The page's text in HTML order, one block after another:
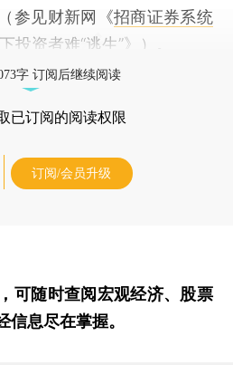
参见财新网《招商证券系统
投资者难“逃生”》）。
字 订阅后继续阅读
已订阅的阅读权限
订阅/会员升级
，可随时查阅宏观经济、股票
息尽在掌握。